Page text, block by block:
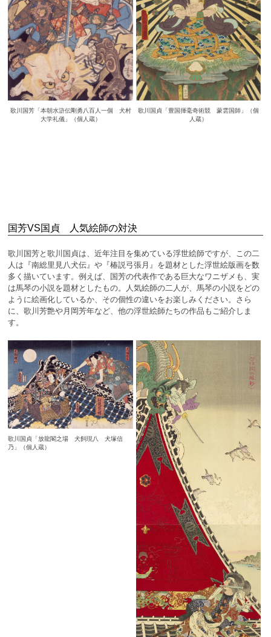
歌川国芳「本朝水滸伝剛勇八百人一個 犬村
大学礼儀」（個人蔵）
歌川国貞「豊国揮毫奇術競 蒙雲国師」（個
人蔵）
国芳VS国貞 人気絵師の対決
歌川国芳と歌川国貞は、近年注目を集めている浮世絵師ですが、この二
人は『南総里見八犬伝』や『椿説弓張月』を題材とした浮世絵版画を数
多く描いています。例えば、国芳の代表作である巨大なワニザメも、実
は馬琴の小説を題材としたもの。人気絵師の二人が、馬琴の小説をどの
ように絵画化しているか、その個性の違いをお楽しみください。さら
に、歌川芳艶や月岡芳年など、他の浮世絵師たちの作品もご紹介しま
す。
歌川国貞「放龍閣之場 犬飼現八 犬塚信
乃」（個人蔵）